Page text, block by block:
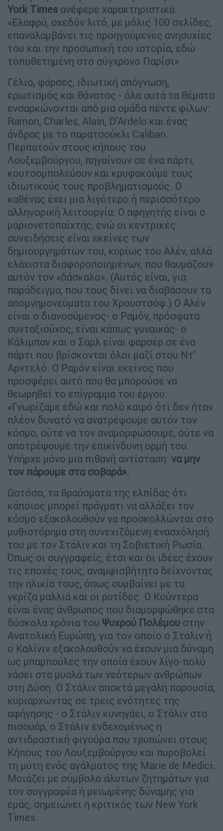
York Times ανέφερε χαρακτηριστικά:
«Ελαφρύ, σχεδόν λιτό, με μόλις 100 σελίδες,
επαναλαμβάνει τις προηγούμενες ανησυχίες
του και την προσωπική του ιστορία, εδώ
τοποθετημένη στο σύγχρονο Παρίσι».
Γέλιο, φάρσες, ιδιωτική απόγνωση,
ερωτισμός και θάνατος - όλα αυτά τα θέματα
ενσαρκώνονται από μια ομάδα πέντε φίλων:
Ramon, Charles, Alain, D'Ardelo και ένας
άνδρας με το παρατσούκλι Caliban.
Περπατούν στους κήπους του
Λουξεμβούργου, πηγαίνουν σε ένα πάρτι,
κουτσομπολεύουν και κρυφακούμε τους
ιδιωτικούς τους προβληματισμούς. Ο
καθένας έχει μια λιγότερο ή περισσότερο
αλληγορική λειτουργία: Ο αφηγητής είναι ο
μαριονετοπαίχτης, ενώ οι κεντρικές
συνειδήσεις είναι εκείνες των
δημιουργημάτων του, κυρίως του Αλέν, αλλά
ελάχιστα διαφοροποιημένων, που θαυμάζουν
αυτόν τον «δάσκαλο». (Αυτός είναι, για
παράδειγμα, που τους δίνει να διαβάσουν τα
απομνημονεύματα του Χρουστσόφ.) Ο Αλέν
είναι ο διανοούμενος- ο Ραμόν, πρόσφατα
συνταξιούχος, είναι κάπως γυναικάς- ο
Κάλιμπαν και ο Σαρλ είναι φαρσέρ σε ένα
πάρτι που βρίσκονται όλοι μαζί στου Ντ'
Αρντελό. Ο Ραμόν είναι εκείνος που
προσφέρει αυτό που θα μπορούσε να
θεωρηθεί το επίγραμμα του έργου:
«Γνωρίζαμε εδώ και πολύ καιρό ότι δεν ήταν
πλέον δυνατό να ανατρέψουμε αυτόν τον
κόσμο, ούτε να τον αναμορφώσουμε, ούτε να
αποτρέψουμε την επικίνδυνη ορμή του.
Υπήρχε μόνο μια πιθανή αντίσταση: να μην
τον πάρουμε στα σοβαρά».
Ωστόσο, τα θραύσματα της ελπίδας ότι
κάποιος μπορεί πράγματι να αλλάξει τον
κόσμο εξακολουθούν να προσκολλώνται στο
μυθιστόρημα στη συνεχιζόμενη ενασχόλησή
του με τον Στάλιν και τη Σοβιετική Ρωσία.
Όπως οι συγγραφείς, έτσι και οι ιδέες έχουν
τις εποχές τους, αναμφισβήτητα δείχνοντας
την ηλικία τους, όπως συμβαίνει με τα
γκρίζα μαλλιά και οι ρυτίδες. Ο Κούντερα
είναι ένας άνθρωπος που διαμορφώθηκε στα
δύσκολα χρόνια του Ψυχρού Πολέμου στην
Ανατολική Ευρώπη, για τον οποίο ο Στάλιν ή
ο Καλίνιν εξακολουθούν να έχουν μια δύναμη
ως μπαμπούλες την οποία έχουν λίγο-πολύ
χάσει στα μυαλά των νεότερων ανθρώπων
στη Δύση. Ο Στάλιν αποκτά μεγάλη παρουσία,
κυριαρχώντας σε τρεις ενότητες της
αφήγησης - ο Στάλιν κυνηγάει, ο Στάλιν στο
πισουάρ, ο Στάλιν ενδεχομένως η
αντιδραστική φιγούρα που τρυπώνει στους
Κήπους του Λουξεμβούργου και πυροβολεί
τη μύτη ενός αγάλματος της Marie de Medici.
Μοιάζει με σύμβολο άλυτων ζητημάτων για
τον συγγραφέα ή μειωμένης δύναμης για
εμάς, σημειώνει η κριτικός των New York
Times.